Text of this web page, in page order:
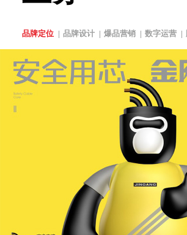
品牌定位 品牌设计 爆品营销 数字运营